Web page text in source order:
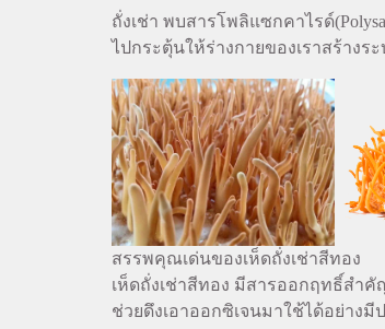
ถั่งเช่า พบสารโพลิแซกคาไรด์
ไปกระตุ้นให้ร่างกายของเราสร้าง
สรรพคุณเด่นของเห็ดถั่งเช่าสีทอง
เห็ดถั่งเช่าสีทอง มีสารออกฤทธิ์สำคั
ช่วยดึงเอาออกซิเจนมาใช้ได้อย่าง